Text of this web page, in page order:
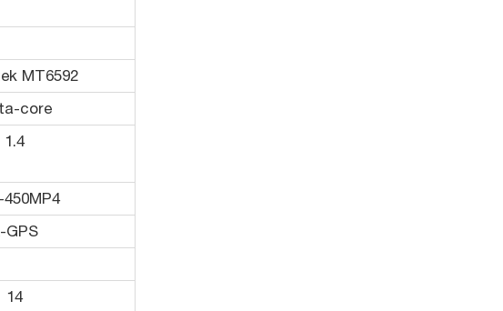
MT6592
core
1.4
GPS
14